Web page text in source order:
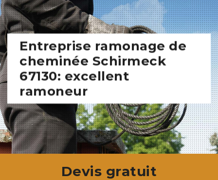
Entreprise ramonage de
cheminée Schirmeck
67130: excellent
ramoneur
Devis gratuit